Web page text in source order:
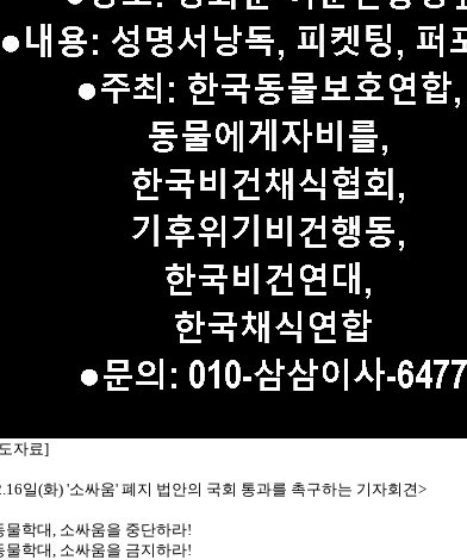
자료]
일(화) '소싸움' 폐지 법안의 국회 통과를 촉구하는 기자회견>
물학대, 소싸움을 중단하라!
물학대, 소싸움을 금지하라!